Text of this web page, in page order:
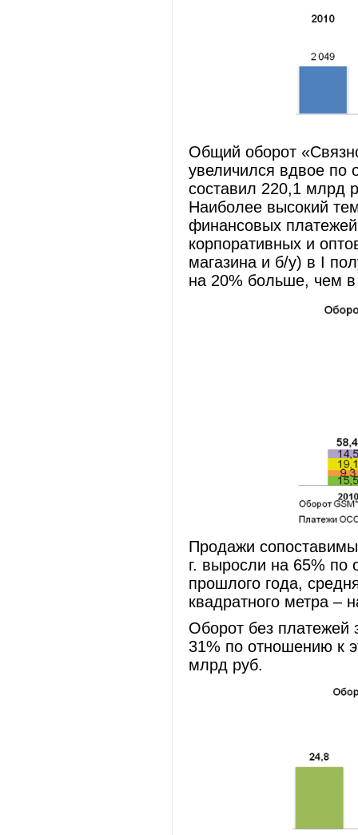
Общий оборот
увеличился вдвое по
составил 220,1 млрд
Наиболее высокий
финансовых
корпоративных и
магазина и б/у) в I
на 20% больше, чем в
Продажи
г. выросли на 65% по
прошлого года,
квадратного метра –
Оборот без платежей
31% по отношению к
млрд руб.